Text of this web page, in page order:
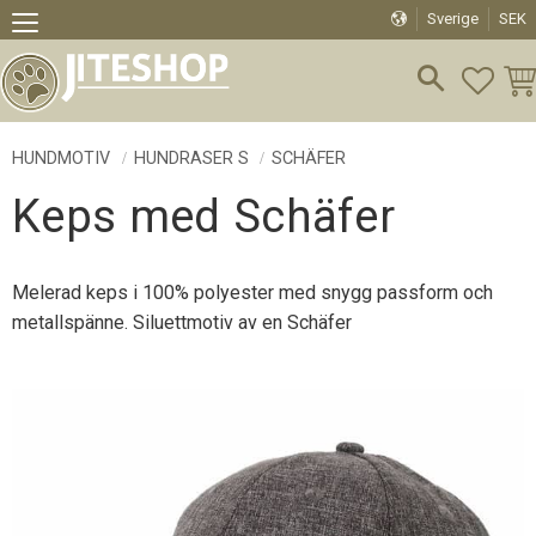
Meny
Sverige SEK
HUNDMOTIV HUNDRASER S SCHÄFER
Keps med Schäfer
Melerad keps i 100% polyester med snygg passform och
metallspänne. Siluettmotiv av en Schäfer